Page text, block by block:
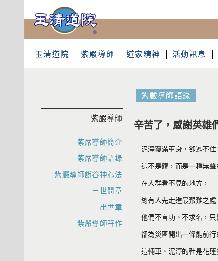
玉清道院 紫嚴導師 道家精神 活動訊息
紫嚴導師語錄
辛苦了，感謝英雄
泥濘覆滿車身，卻遮不
這不是髒，而是一種無
在人群看不見的地方，
總有人先走進最艱難之處
他們不言功、不求名，
卻為災區開出一條能前行
這輛車、泥濘的鞋是花
紫嚴導師
紫嚴導師簡介
紫嚴導師語錄
紫嚴導師說谷神心法
－世間章
－出世章
紫嚴導師著作